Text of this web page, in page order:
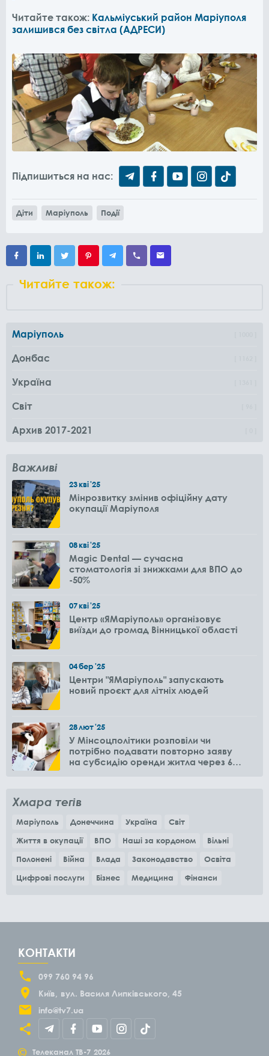
Читайте також: Кальміуський район Маріуполя
залишився без світла (АДРЕСИ)
Підпишиться на нас:
Діти Маріуполь Події
Читайте також:
Маріуполь
Донбас
Україна
Світ
Архив 2017-2021
Важливі
23кві'25
Мінрозвитку змінив офіційну дату
окупації Маріуполя
08кві'25
Magic Dental — сучасна
стоматологія зі знижками для ВПО до
-50%
07кві'25
Центр «ЯМаріуполь» організовує
виїзди до громад Вінницької області
04бер'25
Центри "ЯМаріуполь" запускають
новий проєкт для літніх людей
28лют'25
У Мінсоцполітики розповіли чи
потрібно подавати повторно заяву
на субсидію оренди житла через 6
Хмара тегів
Маріуполь Донеччина Україна
Світ
Життя в окупації
ВПО Наші за кордоном
Вільні
Полонені
Війна Влада Законодавство
Освіта
Цифрові послуги
Бізнес Медицина Фінанси
КОНТАКТИ
099 760 94 96
Київ
вул. Василя Липківського, 45
info@tv7.ua
© Телеканал ТВ-7 2026